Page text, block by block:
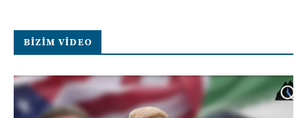
BIZIM VIDEO